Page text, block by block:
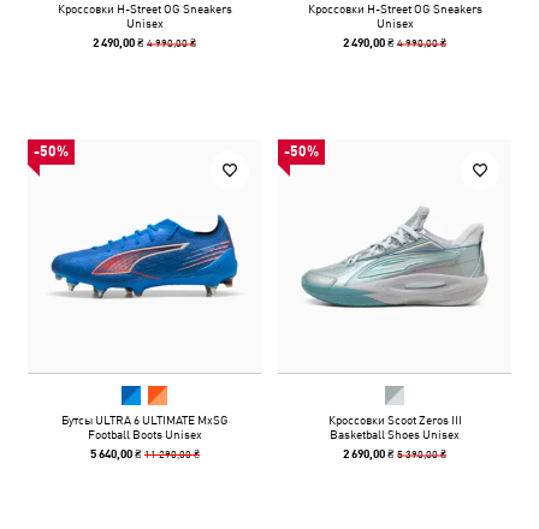
Кроссовки H-Street OG Sneakers
Unisex
2 490,00 ₴4 990,00 ₴
Кроссовки H-Street OG Sneakers
Unisex
2 490,00 ₴4 990,00 ₴
-50%
Бутсы ULTRA 6 ULTIMATE MxSG
Football Boots Unisex
5 640,00 ₴ 11 290,00 ₴
-50%
Кроссовки Scoot Zeros III
Basketball Shoes Unisex
2 690,00 ₴5 390,00 ₴